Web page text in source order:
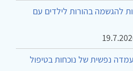
להגשמה בהורות לילדים עם
נפשית של נוכחות בטיפול